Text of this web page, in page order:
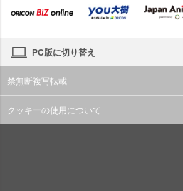
PC版に切り替え
禁無断複写転載
クッキーの使用について